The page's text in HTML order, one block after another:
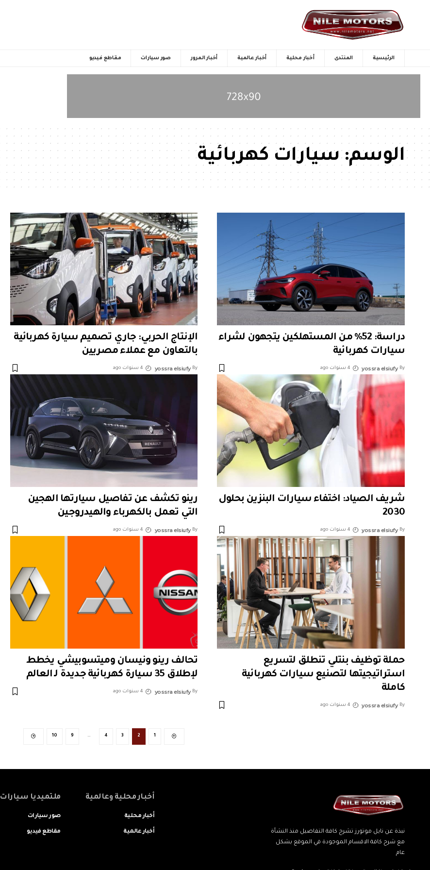
الرئيسية المنتدى أخبار محلية أخبار عالمية أخبار المرور صور سيارات مقاطع فيديو
الوسم:سيارات كهربائية
دراسة: 52% من المستهلكين يتجهون لشراء
سيارات كهربائية
By
yossra elsiufy 4 سنوات ago
الإنتاج الحربي: جاري تصميم سيارة كهربائية
بالتعاون مع عملاء مصريين
By
yossra elsiufy 4 سنوات ago
شريف الصياد: اختفاء سيارات البنزين بحلول
2030
By
yossra elsiufy 4 سنوات ago
رينو تكشف عن تفاصيل سيارتها الهجين
التي تعمل بالكهرباء والهيدروجين
By
yossra elsiufy 4 سنوات ago
حملة توظيف بنتلي تنطلق لتسريع
استراتيجيتها لتصنيع سيارات كهربائية
كاملة
By
yossra elsiufy 4 سنوات ago
تحالف رينو ونيسان وميتسوبيشي يخطط
لإطلاق 35 سيارة كهربائية جديدة لـ العالم
By
yossra elsiufy 4 سنوات ago
1
2
3
4
…
9
10
نبذة عن نايل موتورز تشرح كافة التفاصيل منذ النشأة
مع شرح كافة الاقسام الموجودة في الموقع بشكل
عام
أخبار محلية وعالمية
أخبار محلية
أخبار عالمية
ملتميديا سيارات
صور سيارات
مقاطع فيديو